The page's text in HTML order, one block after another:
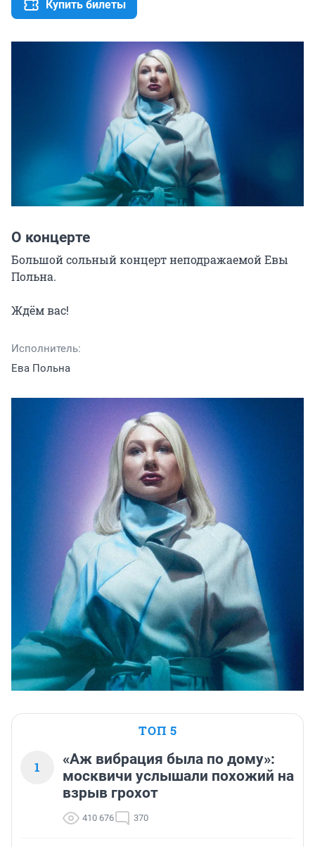
Купить билеты
О концерте
Большой сольный концерт неподражаемой Евы
Польна.
Ждём вас!
Исполнитель:
Ева Польна
ТОП 5
1
«Аж вибрация была по дому»:
москвичи услышали похожий на
взрыв грохот
410 676 370